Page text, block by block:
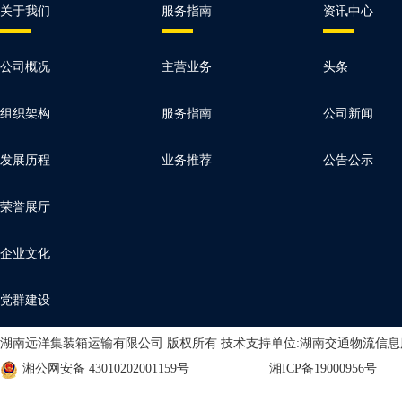
关于我们 服务指南 资讯中心
公司概况 主营业务 头条
组织架构 服务指南 公司新闻
发展历程 业务推荐 公告公示
荣誉展厅
企业文化
党群建设
湖南远洋集装箱运输有限公司 版权所有 技术支持单位:湖南交通物流信
湘公网安备 43010202001159号
湘ICP备19000956号